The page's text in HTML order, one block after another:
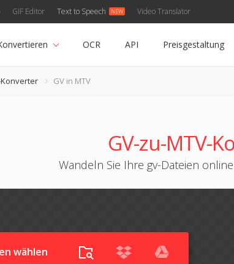
GIF Editor Text to Speech Video Translator
OCR API Preisgestaltung
GV in MTV
GV-zu-MTV-
Wandeln Sie Ihre gv-Dateien
wählen